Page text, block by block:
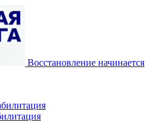
Восстановление начинается